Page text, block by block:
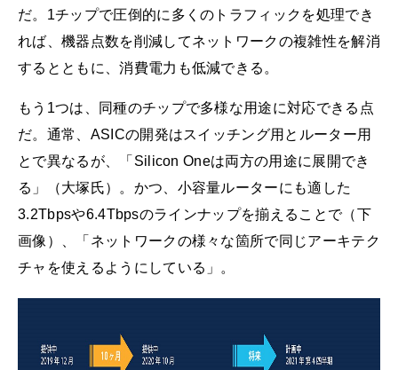
だ。1チップで圧倒的に多くのトラフィックを処理でき
れば、機器点数を削減してネットワークの複雑性を解消
するとともに、消費電力も低減できる。
もう1つは、同種のチップで多様な用途に対応できる点
だ。通常、ASICの開発はスイッチング用とルーター用
とで異なるが、「Silicon Oneは両方の用途に展開でき
る」（大塚氏）。かつ、小容量ルーターにも適した
3.2Tbpsや6.4Tbpsのラインナップを揃えることで（下
画像）、「ネットワークの様々な箇所で同じアーキテク
チャを使えるようにしている」。